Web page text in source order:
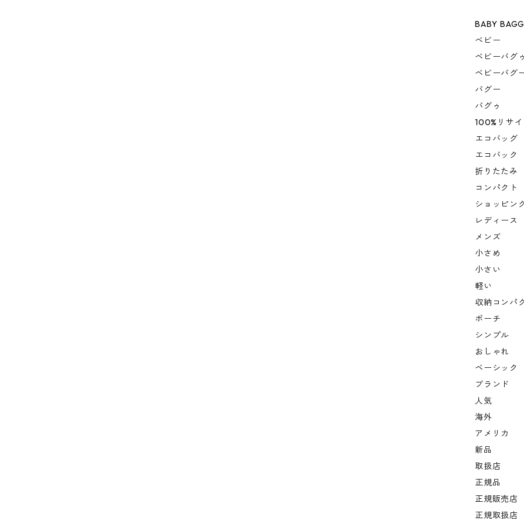
BABY
ベビー
ベビーバグゥ
ベビーバグ
バグー
バグゥ
100%リサ
エコバッグ
エコバック
折りたたみ
コンパクト
ショッピン
レディース
メンズ
小さめ
小さい
軽い
収納コンパ
ポーチ
シンプル
おしゃれ
ベーシック
ブランド
人気
海外
アメリカ
新品
取扱店
正規品
正規販売店
正規取扱店